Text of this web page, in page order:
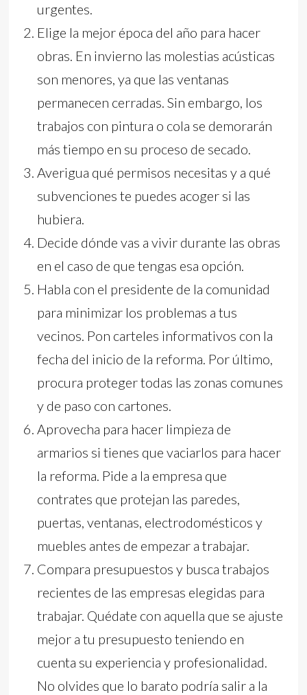
urgentes.
Elige la mejor época del año para hacer
obras. En invierno las molestias acústicas
son menores, ya que las ventanas
permanecen cerradas. Sin embargo, los
trabajos con pintura o cola se demorarán
más tiempo en su proceso de secado.
Averigua qué permisos necesitas y a qué
subvenciones te puedes acoger si las
hubiera.
Decide dónde vas a vivir durante las obras
en el caso de que tengas esa opción.
Habla con el presidente de la comunidad
para minimizar los problemas a tus
vecinos. Pon carteles informativos con la
fecha del inicio de la reforma. Por último,
procura proteger todas las zonas comunes
y de paso con cartones.
Aprovecha para hacer limpieza de
armarios si tienes que vaciarlos para hacer
la reforma. Pide a la empresa que
contrates que protejan las paredes,
puertas, ventanas, electrodomésticos y
muebles antes de empezar a trabajar.
Compara presupuestos y busca trabajos
recientes de las empresas elegidas para
trabajar. Quédate con aquella que se ajuste
mejor a tu presupuesto teniendo en
cuenta su experiencia y profesionalidad.
No olvides que lo barato podría salir a la